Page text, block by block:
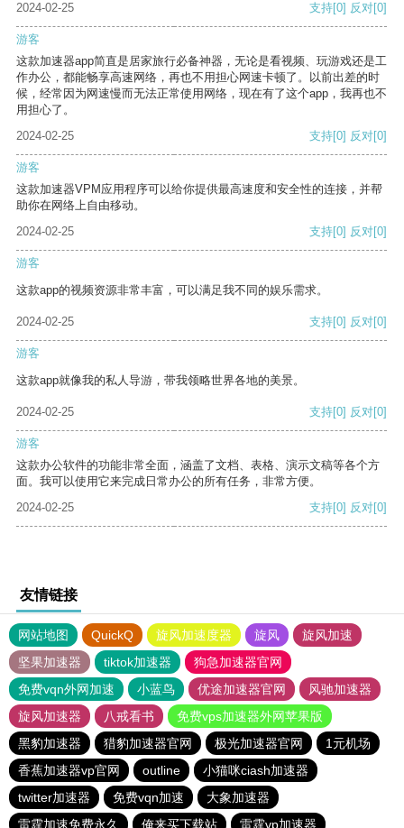
2024-02-25
支持[0] 反对[0]
游客
这款加速器app简直是居家旅行必备神器，无论是看视频、玩游戏还是工
作办公，都能畅享高速网络，再也不用担心网速卡顿了。以前出差的时
候，经常因为网速慢而无法正常使用网络，现在有了这个app，我再也不
用担心了。
2024-02-25
支持[0] 反对[0]
游客
这款加速器VPM应用程序可以给你提供最高速度和安全性的连接，并帮
助你在网络上自由移动。
2024-02-25
支持[0] 反对[0]
游客
这款app的视频资源非常丰富，可以满足我不同的娱乐需求。
2024-02-25 支持[0] 反对[0]
游客
这款app就像我的私人导游，带我领略世界各地的美景。
2024-02-25 支持[0] 反对[0]
游客
这款办公软件的功能非常全面，涵盖了文档、表格、演示文稿等各个方
面。我可以使用它来完成日常办公的所有任务，非常方便。
2024-02-25
支持[0] 反对[0]
友情链接
网站地图 QuickQ 旋风加速度器 旋风
旋风加速
坚果加速器
tiktok加速器
狗急加速器官网
免费vqn外网加速
小蓝鸟 优途加速器官网
风驰加速器
旋风加速器
八戒看书
免费vps加速器外网苹果版
黑豹加速器
猎豹加速器官网 极光加速器官网
1元机场
香蕉加速器vp官网
outline
小猫咪ciash加速器
twitter加速器
免费vqn加速
大象加速器
雷霆加速免费永久
俺来买下载站 雷霆vp加速器